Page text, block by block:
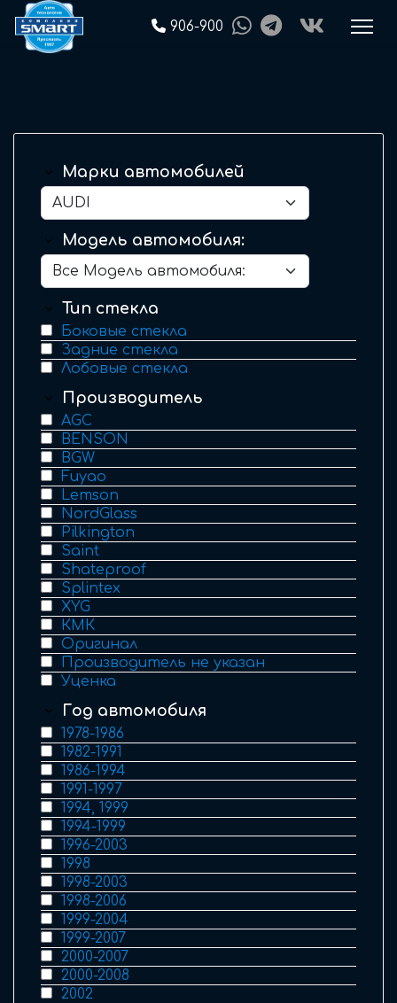
906-900
Марки автомобилей
Модель автомобиля:
Тип стекла
Боковые стекла
Задние стекла
Лобовые стекла
Производитель
AGC
BENSON
BGW
Fuyao
Lemson
NordGlass
Pilkington
Saint
Shateproof
Splintex
XYG
КМК
Оригинал
Производитель не указан
Уценка
Год автомобиля
1978-1986
1982-1991
1986-1994
1991-1997
1994, 1999
1994-1999
1996-2003
1998
1998-2003
1998-2006
1999-2004
1999-2007
2000-2007
2000-2008
2002